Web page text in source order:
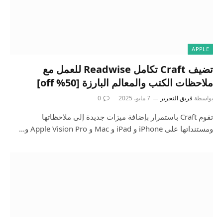
APPLE
تضيف Craft تكامل Readwise للعمل مع
ملاحظات الكتب والمعالم البارزة [50% off]
بواسطة فريق التحرير 7 مايو، 2025 0
تقوم Craft باستمرار بإضافة ميزات جديدة إلى ملاحظاتها
ومستنداتها على iPhone و iPad و Mac و Apple Vision Pro و…